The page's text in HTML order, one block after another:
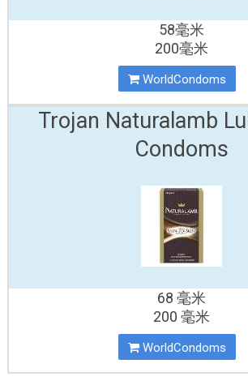
58毫米
200毫米
WorldCondoms
Trojan Naturalamb
Condoms
68 毫米
200 毫米
WorldCondoms